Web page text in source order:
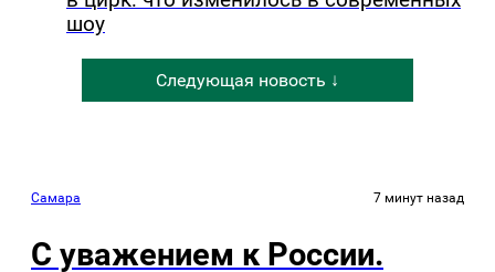
шоу
Следующая новость ↓
Самара 7 минут назад
С уважением к России.